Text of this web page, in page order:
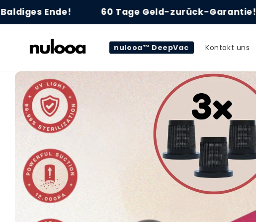
zum
Inhalt
zurück-Garantie! 43% Rabatt Baldiges Ende!
nulooa™ DeepVac Kontakt uns
Produktinformationen
springen